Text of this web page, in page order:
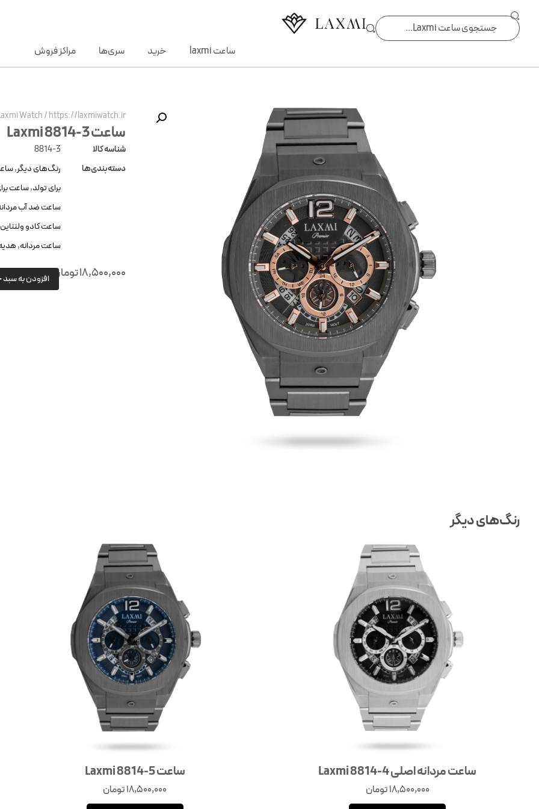
ساعت laxmi خرید سری‌ها مراکز فروش
Watch/https://laxmiwatch.ir/
ساعت Laxmi 8814-3
شناسه کالا
8814-3
دسته‌بندی‌ها
رنگ‌های دیگر,
برای تولد,ساعت
ساعت ضد آب
ساعت کادو ولنتاین
ساعت مردانه,
18,500,000تومان افزودن به سبد
رنگ‌های دیگر
ساعت مردانه اصلی Laxmi 8814-4
18,500,000تومان
ساعت Laxmi 8814-5
18,500,000تومان